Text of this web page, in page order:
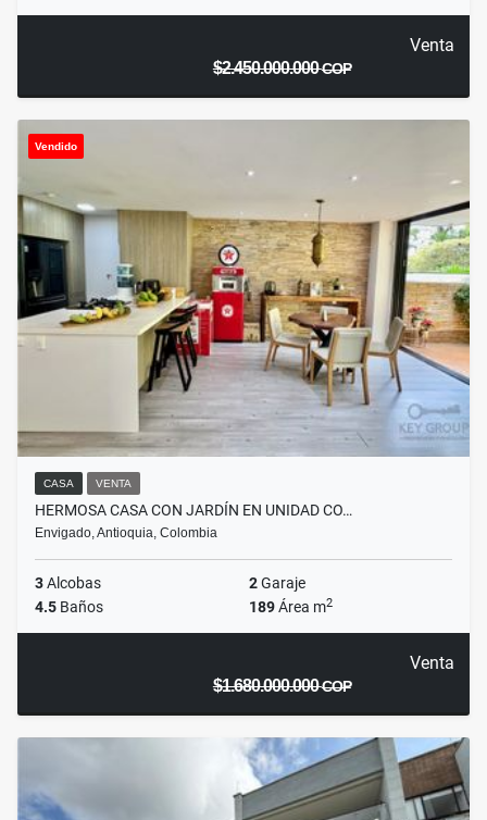
Venta
$2.450.000.000COP
Vendido
CASA VENTA
HERMOSA CASA CON JARDÍN EN UNIDAD CO…
Envigado, Antioquia, Colombia
3Alcobas 2Garaje
4.5 Baños 189Área m2
Venta
$1.680.000.000COP